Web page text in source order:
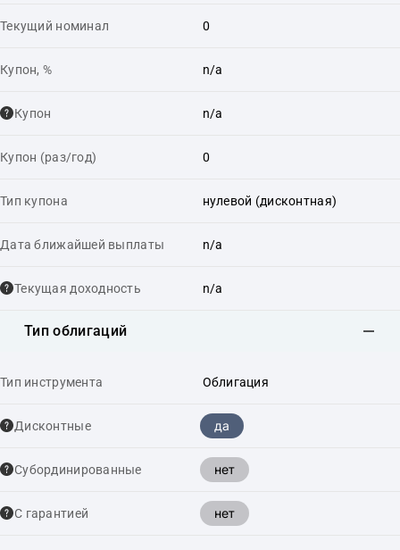
Текущий номинал 0
Купон, % n/a
Купон n/a
Купон (раз/год) 0
Тип купона нулевой (дисконтная)
Дата ближайшей выплаты n/a
Текущая доходность n/a
Тип облигаций
Тип инструмента Облигация
Дисконтные да
Cубординированные нет
С гарантией нет